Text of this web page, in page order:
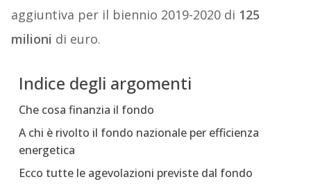
aggiuntiva per il biennio 2019-2020 di 125
milioni di euro.
Indice degli argomenti
Che cosa finanzia il fondo
A chi è rivolto il fondo nazionale per efficienza
energetica
Ecco tutte le agevolazioni previste dal fondo